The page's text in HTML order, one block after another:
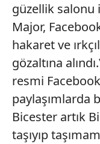
güzellik salonu
Major,
hakaret ve
gözaltına
resmi
paylaşımlarda
Bicester artık
taşıyıp